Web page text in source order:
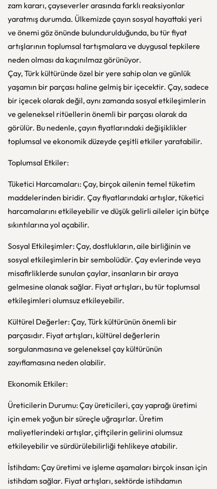
zam kararı, çayseverler arasında farklı reaksiyonlar
yaratmış durumda. Ülkemizde çayın sosyal hayattaki yeri
ve önemi göz önünde bulundurulduğunda, bu tür fiyat
artışlarının toplumsal tartışmalara ve duygusal tepkilere
neden olması da kaçınılmaz görünüyor.
Çay, Türk kültüründe özel bir yere sahip olan ve günlük
yaşamın bir parçası haline gelmiş bir içecektir. Çay, sadece
bir içecek olarak değil, aynı zamanda sosyal etkileşimlerin
ve geleneksel ritüellerin önemli bir parçası olarak da
görülür. Bu nedenle, çayın fiyatlarındaki değişiklikler
toplumsal ve ekonomik düzeyde çeşitli etkiler yaratabilir.
Toplumsal Etkiler:
Tüketici Harcamaları: Çay, birçok ailenin temel tüketim
maddelerinden biridir. Çay fiyatlarındaki artışlar, tüketici
harcamalarını etkileyebilir ve düşük gelirli aileler için bütçe
sıkıntılarına yol açabilir.
Sosyal Etkileşimler: Çay, dostlukların, aile birliğinin ve
sosyal etkileşimlerin bir sembolüdür. Çay evlerinde veya
misafirliklerde sunulan çaylar, insanların bir araya
gelmesine olanak sağlar. Fiyat artışları, bu tür toplumsal
etkileşimleri olumsuz etkileyebilir.
Kültürel Değerler: Çay, Türk kültürünün önemli bir
parçasıdır. Fiyat artışları, kültürel değerlerin
sorgulanmasına ve geleneksel çay kültürünün
zayıflamasına neden olabilir.
Ekonomik Etkiler:
Üreticilerin Durumu: Çay üreticileri, çay yaprağı üretimi
için emek yoğun bir süreçle uğraşırlar. Üretim
maliyetlerindeki artışlar, çiftçilerin gelirini olumsuz
etkileyebilir ve sürdürülebilirliği tehlikeye atabilir.
İstihdam: Çay üretimi ve işleme aşamaları birçok insan için
istihdam sağlar. Fiyat artışları, sektörde istihdamın